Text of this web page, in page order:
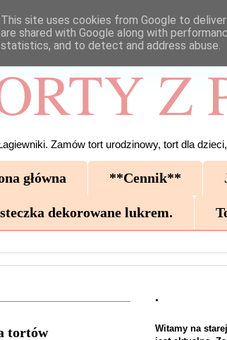
Z
Zamów tort urodzinowy, tort dla
główna **Cennik**
dekorowane lukrem.
.
Witamy na
tortów
This site uses cookies from Google to
are shared with Google along with
statistics, and to detect and address abuse.